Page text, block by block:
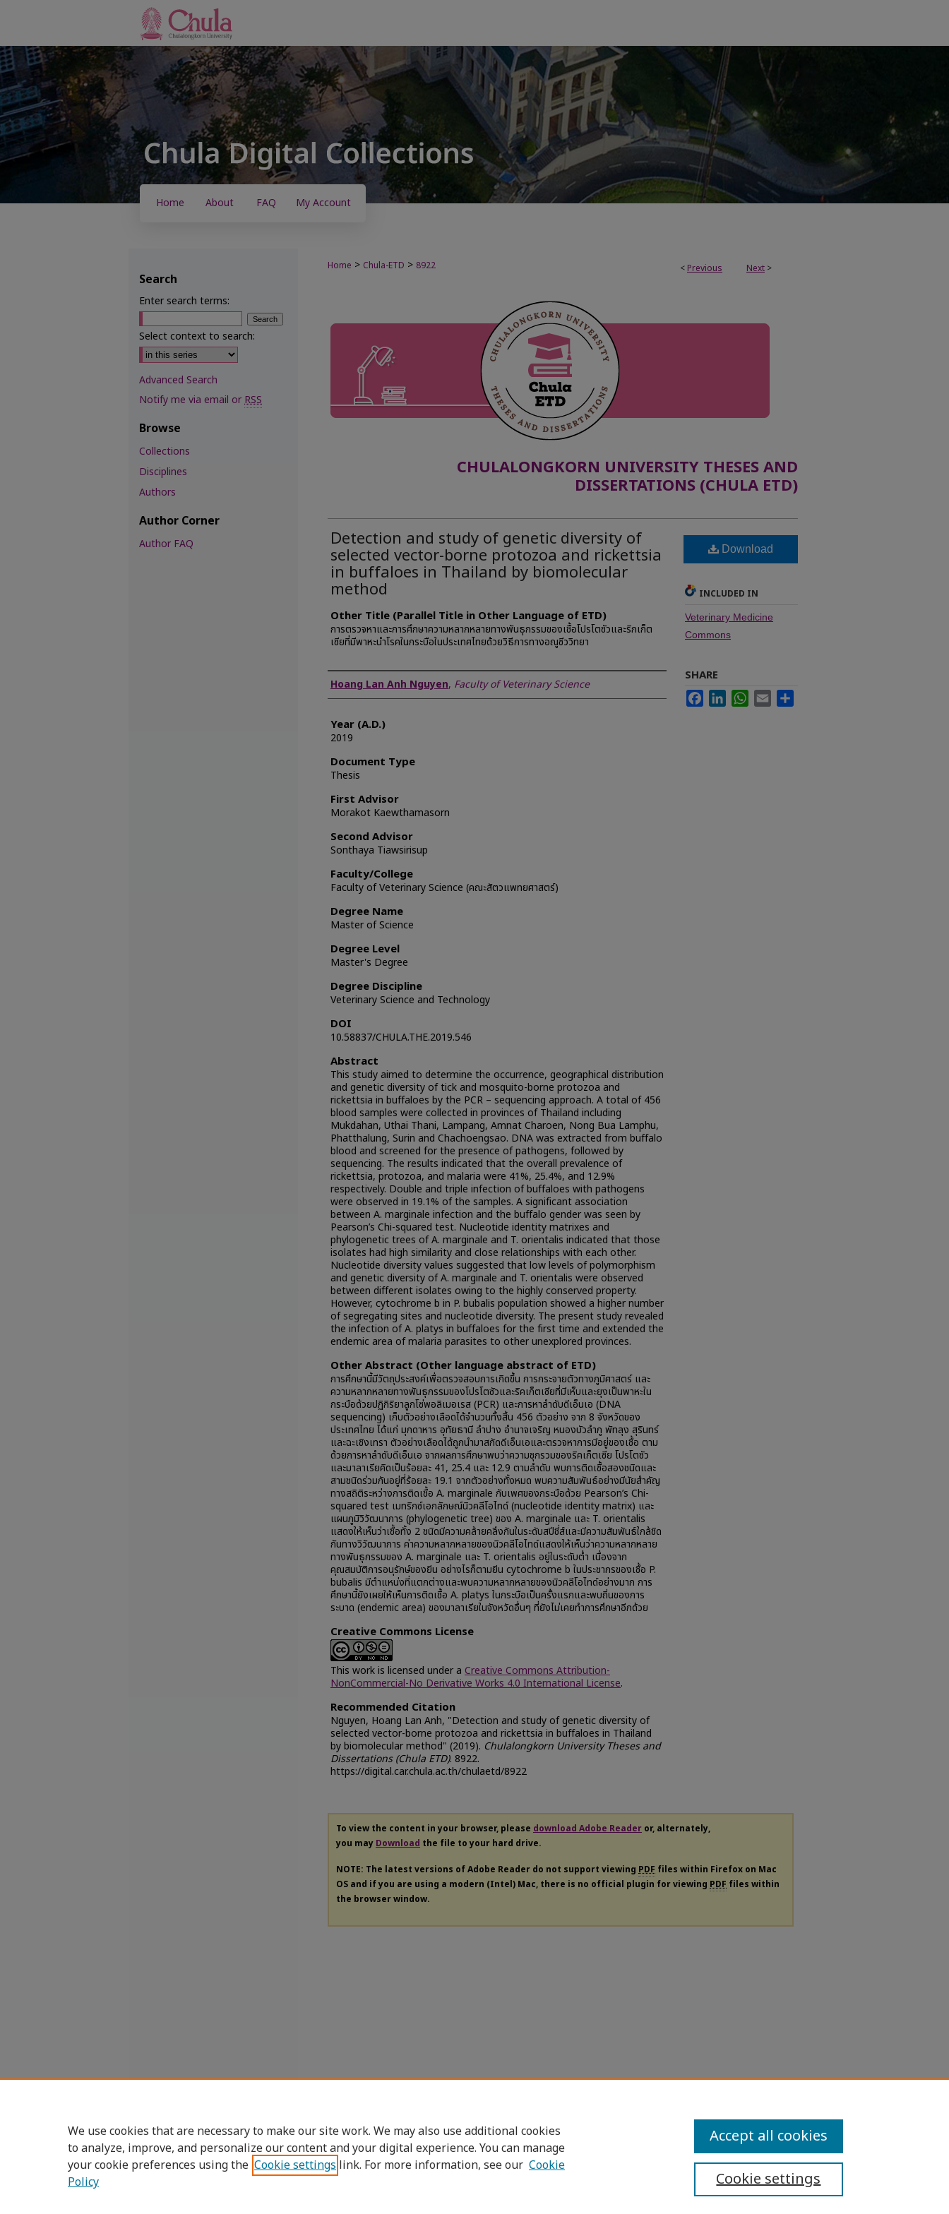
Home About FAQ My Account
< Previous Next >
Home > Chula-ETD > 8922
CHULALONGKORN UNIVERSITY THESES AND
DISSERTATIONS (CHULA ETD)
Detection and study of genetic diversity of
selected vector-borne protozoa and rickettsia
in buffaloes in Thailand by biomolecular
method
Other Title (Parallel Title in Other Language of ETD)
การตรวจหาและการศึกษาความหลากหลายทางพันธุกรรมของเชื้อโปรโตซัวและริกเก็ต
เซียที่มีพาหะนำโรคในกระบือในประเทศไทยด้วยวิธีการทางอณูชีววิทยา
Author
Hoang Lan Anh Nguyen, Faculty of Veterinary Science
Year (A.D.)
2019
Document Type
Thesis
First Advisor
Morakot Kaewthamasorn
Second Advisor
Sonthaya Tiawsirisup
Faculty/College
Faculty of Veterinary Science (คณะสัตวแพทยศาสตร์)
Degree Name
Master of Science
Degree Level
Master's Degree
Degree Discipline
Veterinary Science and Technology
DOI
10.58837/CHULA.THE.2019.546
Abstract
This study aimed to determine the occurrence, geographical distribution
and genetic diversity of tick and mosquito-borne protozoa and
rickettsia in buffaloes by the PCR – sequencing approach. A total of 456
blood samples were collected in provinces of Thailand including
Mukdahan, Uthai Thani, Lampang, Amnat Charoen, Nong Bua Lamphu,
Phatthalung, Surin and Chachoengsao. DNA was extracted from buffalo
blood and screened for the presence of pathogens, followed by
sequencing. The results indicated that the overall prevalence of
rickettsia, protozoa, and malaria were 41%, 25.4%, and 12.9%
respectively. Double and triple infection of buffaloes with pathogens
were observed in 19.1% of the samples. A significant association
between A. marginale infection and the buffalo gender was seen by
Pearson’s Chi-squared test. Nucleotide identity matrixes and
phylogenetic trees of A. marginale and T. orientalis indicated that those
isolates had high similarity and close relationships with each other.
Nucleotide diversity values suggested that low levels of polymorphism
and genetic diversity of A. marginale and T. orientalis were observed
between different isolates owing to the highly conserved property.
However, cytochrome b in P. bubalis population showed a higher number
of segregating sites and nucleotide diversity. The present study revealed
the infection of A. platys in buffaloes for the first time and extended the
endemic area of malaria parasites to other unexplored provinces.
Other Abstract (Other language abstract of ETD)
การศึกษานี้มีวัตถุประสงค์เพื่อตรวจสอบการเกิดขึ้น การกระจายตัวทางภูมิศาสตร์ และ
ความหลากหลายทางพันธุกรรมของโปรโตซัวและริคเก็ตเซียที่มีเห็บและยุงเป็นพาหะใน
กระบือด้วยปฏิกิริยาลูกโซ่พอลิเมอเรส (PCR) และการหาลำดับดีเอ็นเอ (DNA
sequencing) เก็บตัวอย่างเลือดได้จำนวนทั้งสิ้น 456 ตัวอย่าง จาก 8 จังหวัดของ
ประเทศไทย ได้แก่ มุกดาหาร อุทัยธานี ลำปาง อำนาจเจริญ หนองบัวลำภู พัทลุง สุรินทร์
และฉะเชิงเทรา ตัวอย่างเลือดได้ถูกนำมาสกัดดีเอ็นเอและตรวจหาการมีอยู่ของเชื้อ ตาม
ด้วยการหาลำดับดีเอ็นเอ จากผลการศึกษาพบว่าความชุกรวมของริคเก็ตเซีย โปรโตซัว
และมาลาเรียคิดเป็นร้อยละ 41, 25.4 และ 12.9 ตามลำดับ พบการติดเชื้อสองชนิดและ
สามชนิดร่วมกันอยู่ที่ร้อยละ 19.1 จากตัวอย่างทั้งหมด พบความสัมพันธ์อย่างมีนัยสำคัญ
ทางสถิติระหว่างการติดเชื้อ A. marginale กับเพศของกระบือด้วย Pearson’s Chi-
squared test เมทริกซ์เอกลักษณ์นิวคลีโอไทด์ (nucleotide identity matrix) และ
แผนภูมิวิวัฒนาการ (phylogenetic tree) ของ A. marginale และ T. orientalis
แสดงให้เห็นว่าเชื้อทั้ง 2 ชนิดมีความคล้ายคลึงกันในระดับสปีชี่ส์และมีความสัมพันธ์ใกล้ชิด
กันทางวิวัฒนาการ ค่าความหลากหลายของนิวคลีโอไทด์แสดงให้เห็นว่าความหลากหลาย
ทางพันธุกรรมของ A. marginale และ T. orientalis อยู่ในระดับต่ำ เนื่องจาก
คุณสมบัติการอนุรักษ์ของยีน อย่างไรก็ตามยีน cytochrome b ในประชากรของเชื้อ P.
bubalis มีตำแหน่งที่แตกต่างและพบความหลากหลายของนิวคลีโอไทด์อย่างมาก การ
ศึกษานี้ยังเผยให้เห็นการติดเชื้อ A. platys ในกระบือเป็นครั้งแรกและพบถิ่นของการ
ระบาด (endemic area) ของมาลาเรียในจังหวัดอื่นๆ ที่ยังไม่เคยทำการศึกษาอีกด้วย
Creative Commons License
This work is licensed under a Creative Commons Attribution-
NonCommercial-No Derivative Works 4.0 International License.
Recommended Citation
Nguyen, Hoang Lan Anh, "Detection and study of genetic diversity of
selected vector-borne protozoa and rickettsia in buffaloes in Thailand
by biomolecular method" (2019). Chulalongkorn University Theses and
Dissertations (Chula ETD). 8922.
https://digital.car.chula.ac.th/chulaetd/8922
Download
INCLUDED IN
Veterinary Medicine
Commons
SHARE
FacebookLinkedInWhatsApp
Email
To view the content in your browser, please download Adobe Reader or, alternately,
you may Download the file to your hard drive.
NOTE: The latest versions of Adobe Reader do not support viewing PDF files within Firefox on Mac
OS and if you are using a modern (Intel) Mac, there is no official plugin for viewing PDF files within
the browser window.
Search
Enter search terms:
Select context to search:
Advanced Search
Notify me via email orRSS
Browse
Collections
Disciplines
Authors
Author Corner
Author FAQ
Accessibility Statement
We use cookies that are necessary to make our site work. We may also use additional cookies
to analyze, improve, and personalize our content and your digital experience. You can manage
your cookie preferences using the Cookie settings link. For more information, see our Cookie
Policy
Cookie settings
Accept all cookies